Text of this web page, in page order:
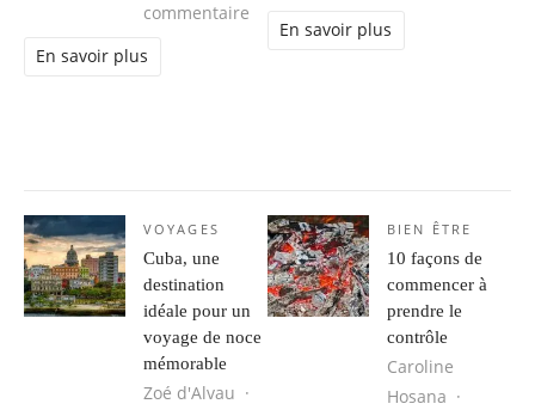
commentaire
En savoir plus
En savoir plus
VOYAGES
Cuba, une
destination
idéale pour un
voyage de noce
mémorable
Zoé d'Alvau
BIEN ÊTRE
10 façons de
commencer à
prendre le
contrôle
Caroline
Hosana